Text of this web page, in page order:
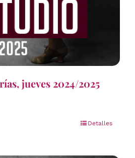
jueves 2024/2025
Detalles